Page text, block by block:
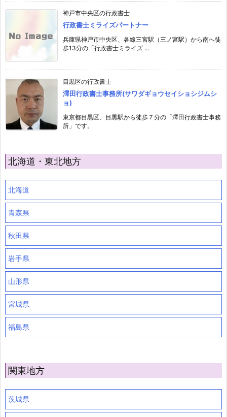
神戸市中央区の行政書士
行政書士ミライズパートナー
兵庫県神戸市中央区、各線三宮駅（三ノ宮駅）から南へ徒
歩13分の「行政書士ミライズ ...
目黒区の行政書士
澤田行政書士事務所(サワダギョウセイショシジムシ
ョ)
東京都目黒区、目黒駅から徒歩７分の「澤田行政書士事務
所」です。
北海道・東北地方
北海道
青森県
秋田県
岩手県
山形県
宮城県
福島県
関東地方
茨城県